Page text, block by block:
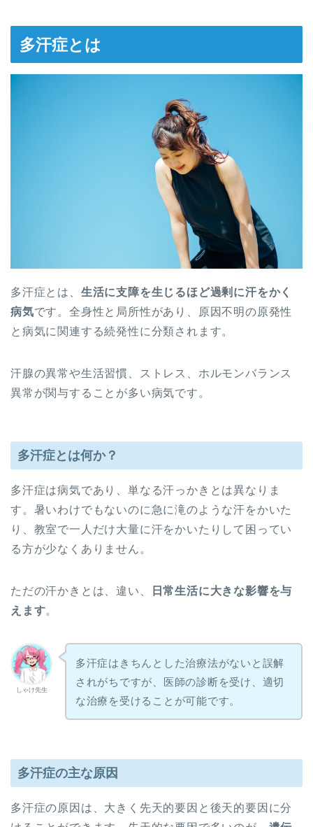
多汗症とは
多汗症とは、 生活に支障を生じるほど過剰に汗をかく
病気です。全身性と局所性があり、原因不明の原発性
と病気に関連する続発性に分類されます。
汗腺の異常や生活習慣、ストレス、ホルモンバランス
異常が関与することが多い病気です。
多汗症とは何か？
多汗症は病気であり、単なる汗っかきとは異なりま
す。暑いわけでもないのに急に滝のような汗をかいた
り、教室で一人だけ大量に汗をかいたりして困ってい
る方が少なくありません。
ただの汗かきとは、違い、
日常生活に大きな影響を与
えます。
しゃけ先生
多汗症はきちんとした治療法がないと誤解
されがちですが、医師の診断を受け、適切
な治療を受けることが可能です。
多汗症の主な原因
多汗症の原因は、大きく先天的要因と後天的要因に分